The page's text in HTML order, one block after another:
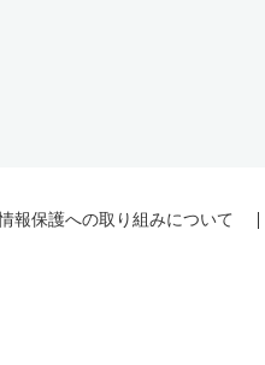
報保護への取り組みについて